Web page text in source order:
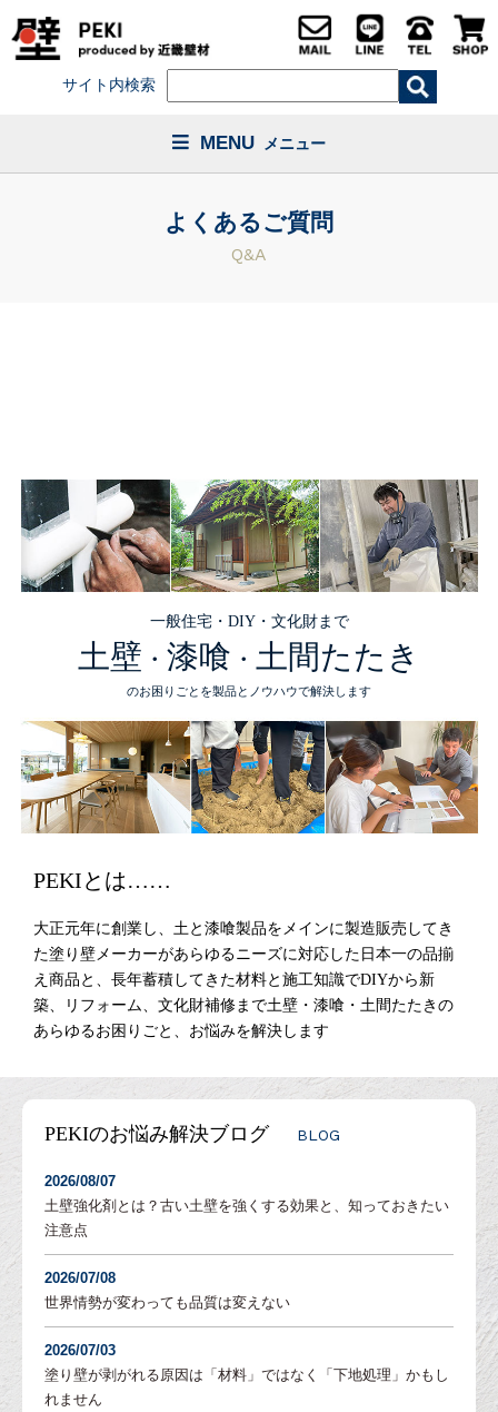
サイト内検索
MENU メニュー
よくあるご質問
Q&A
一般住宅・DIY・文化財まで
土壁 ・ 漆喰 ・ 土間たたき
のお困りごとを製品とノウハウで解決します
PEKIとは……
大正元年に創業し、土と漆喰製品をメインに製造販売してき
た塗り壁メーカーがあらゆるニーズに対応した日本一の品揃
え商品と、長年蓄積してきた材料と施工知識でDIYから新
築、リフォーム、文化財補修まで土壁・漆喰・土間たたきの
あらゆるお困りごと、お悩みを解決します
PEKIのお悩み解決ブログ BLOG
2026/08/07
土壁強化剤とは？古い土壁を強くする効果と、知っておきたい
注意点
2026/07/08
世界情勢が変わっても品質は変えない
2026/07/03
塗り壁が剥がれる原因は「材料」ではなく「下地処理」かもし
れません